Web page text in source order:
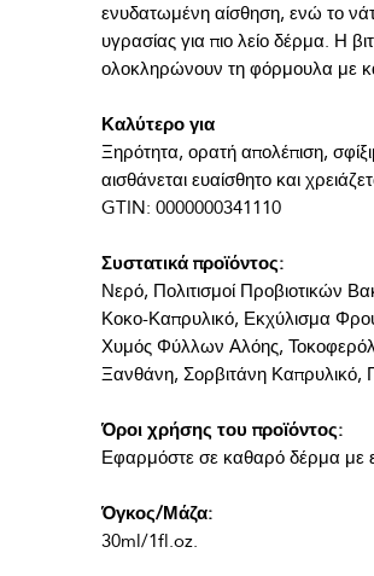
ενυδατωμένη αίσθηση, ενώ το
υγρασίας για πιο λείο δέρμα. Η
Καλύτερο για
Ξηρότητα, ορατή απολέπιση,
Συστατικά προϊόντος:
Νερό, Πολιτισμοί Προβιοτικών
Κοκο-Καπρυλικό, Εκχύλισμα
Χυμός Φύλλων Αλόης,
Όροι χρήσης του προϊόντος:
Όγκος/Μάζα:
30ml/1fl.oz.